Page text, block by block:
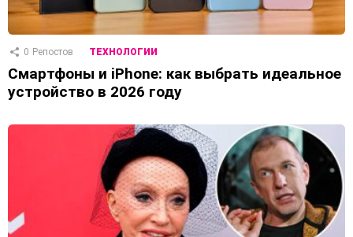
0 Репостов ТЕХНОЛОГИИ
Смартфоны и iPhone: как выбрать идеальное
устройство в 2026 году